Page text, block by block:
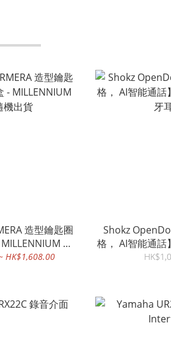
造型鑰匙圈
顏
出貨
HK$1,608.00
Shokz
格， AI智能通話
牙